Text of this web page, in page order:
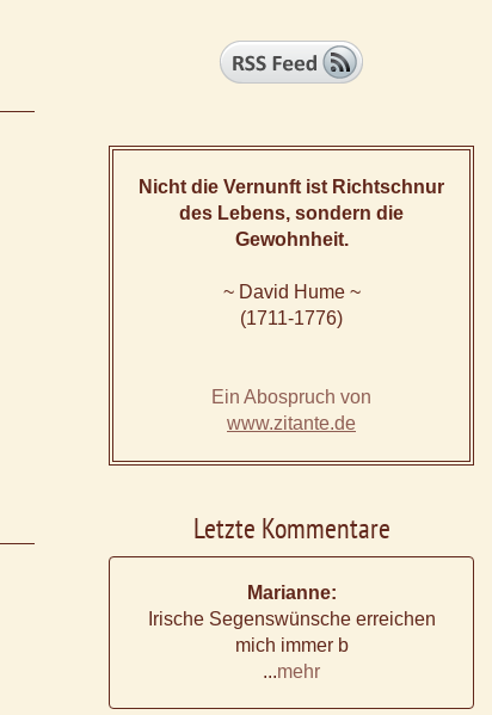
Nicht die Vernunft ist Richtschnur
des Lebens, sondern die
Gewohnheit.
~ David Hume ~
(1711-1776)
Ein Abospruch von
www.zitante.de
Letzte Kommentare
Marianne:
Irische Segenswünsche erreichen
mich immer b
...mehr